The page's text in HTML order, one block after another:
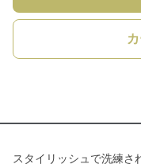
スタイリッシュで洗練さ